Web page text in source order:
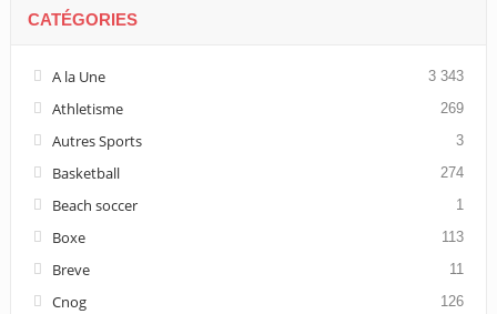
CATÉGORIES
A la Une 3 343
Athletisme 269
Autres Sports 3
Basketball 274
Beach soccer 1
Boxe 113
Breve 11
Cnog 126